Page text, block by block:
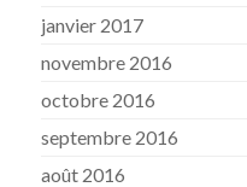
janvier 2017
novembre 2016
octobre 2016
septembre 2016
août 2016